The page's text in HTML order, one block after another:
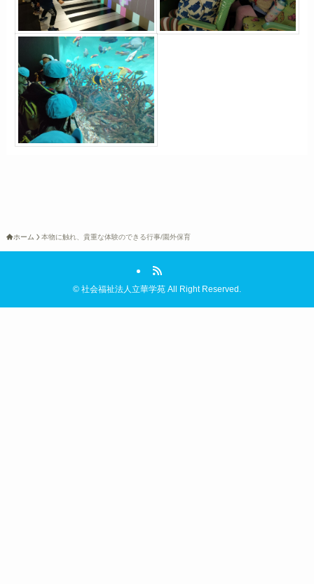
ホーム 本物に触れ、貴重な体験のできる行事/園外保育
© 社会福祉法人立華学苑 All Right Reserved.